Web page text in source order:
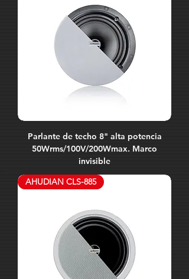
Parlante de techo 8" alta potencia
50Wrms/100V/200Wmax. Marco
invisible
AHUDIAN CLS-885